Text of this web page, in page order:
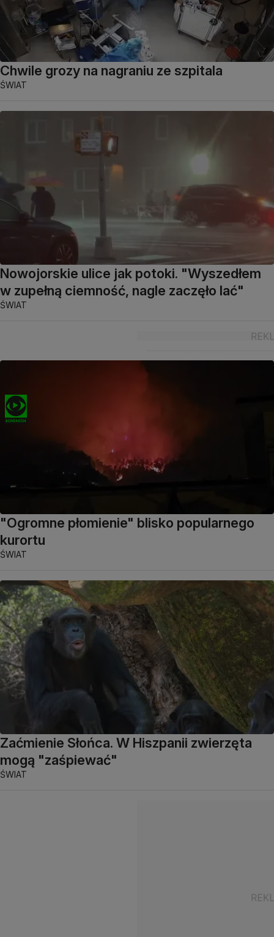
Chwile grozy na nagraniu ze szpitala
ŚWIAT
Nowojorskie ulice jak potoki. "Wyszedłem
w zupełną ciemność, nagle zaczęło lać"
ŚWIAT
"Ogromne płomienie" blisko popularnego
kurortu
ŚWIAT
Zaćmienie Słońca. W Hiszpanii zwierzęta
mogą "zaśpiewać"
ŚWIAT